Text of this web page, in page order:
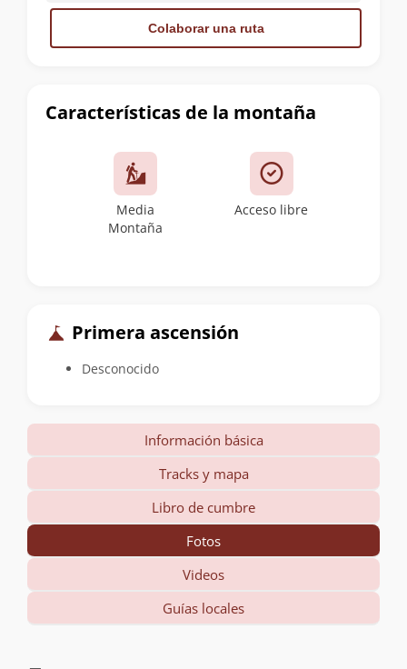
Características de la montaña
Media
Montaña
Acceso libre
Primera ascensión
Desconocido
Colaborar una ruta
Información básica
Tracks y mapa
Libro de cumbre
Fotos
Videos
Guías locales